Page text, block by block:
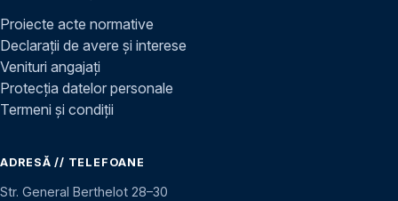
Proiecte acte normative
Declarații de avere și interese
Venituri angajați
Protecția datelor personale
Termeni și condiții
ADRESĂ // TELEFOANE
Str. General Berthelot 28–30